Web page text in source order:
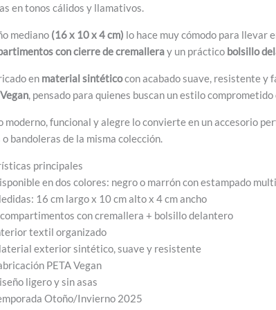
en tonos cálidos y llamativos.
mediano (16 x 10 x 4 cm) lo hace muy cómodo para llevar
con cierre de cremalleray un práctico bolsillo
en material sintéticocon acabado suave, resistente y
, pensado para quienes buscan un estilo
moderno, funcional y alegre lo convierte en un accesorio
bandoleras de la misma colección.
principales
en dos colores: negro o marrón con estampado
16 cm largo x 10 cm alto x 4 cm ancho
con cremallera + bolsillo delantero
textil organizado
exterior sintético, suave y resistente
PETA Vegan
ligero y sin asas
Otoño/Invierno 2025